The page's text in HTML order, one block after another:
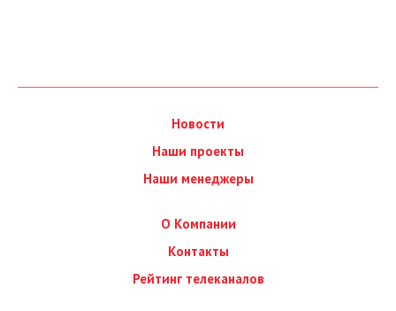
Новости
Наши проекты
Наши менеджеры
О Компании
Контакты
Рейтинг телеканалов